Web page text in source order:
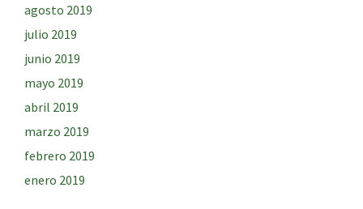
agosto 2019
julio 2019
junio 2019
mayo 2019
abril 2019
marzo 2019
febrero 2019
enero 2019